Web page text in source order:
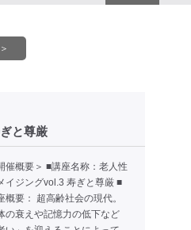
と尊厳
催概要＞ ■講座名称：老人性
イジングvol.3 寿ぎと尊厳 ■
概要： 超高齢社会の現代。
の衰えや記憶力の低下など